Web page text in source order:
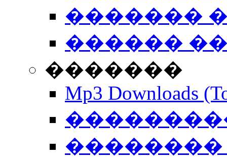
�������
������
�������
Mp3 Downloads
��������